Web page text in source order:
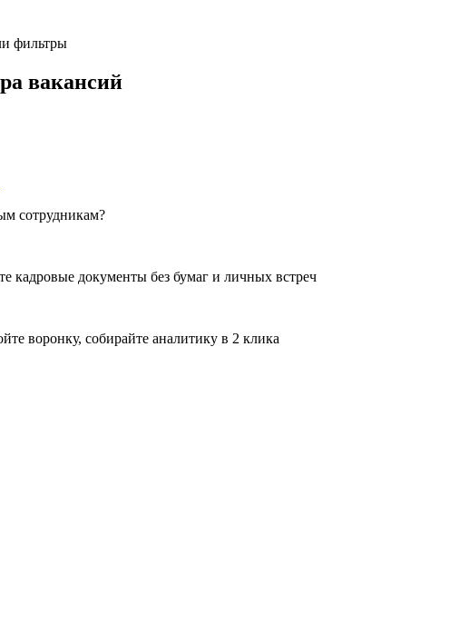
фильтры
вакансий
сотрудникам?
кадровые документы без бумаг и личных встреч
воронку, собирайте аналитику в 2 клика